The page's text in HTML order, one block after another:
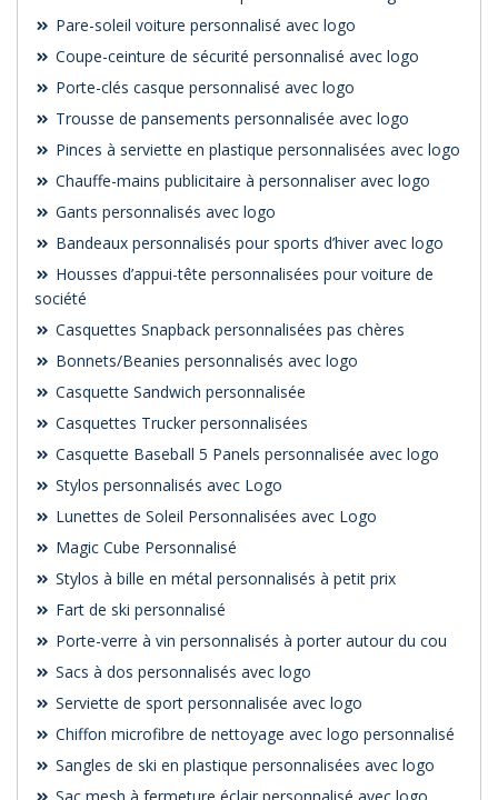
Pare-soleil voiture personnalisé avec logo
Coupe-ceinture de sécurité personnalisé avec logo
Porte-clés casque personnalisé avec logo
Trousse de pansements personnalisée avec logo
Pinces à serviette en plastique personnalisées avec logo
Chauffe-mains publicitaire à personnaliser avec logo
Gants personnalisés avec logo
Bandeaux personnalisés pour sports d’hiver avec logo
Housses d’appui-tête personnalisées pour voiture de
société
Casquettes Snapback personnalisées pas chères
Bonnets/Beanies personnalisés avec logo
Casquette Sandwich personnalisée
Casquettes Trucker personnalisées
Casquette Baseball 5 Panels personnalisée avec logo
Stylos personnalisés avec Logo
Lunettes de Soleil Personnalisées avec Logo
Magic Cube Personnalisé
Stylos à bille en métal personnalisés à petit prix
Fart de ski personnalisé
Porte-verre à vin personnalisés à porter autour du cou
Sacs à dos personnalisés avec logo
Serviette de sport personnalisée avec logo
Chiffon microfibre de nettoyage avec logo personnalisé
Sangles de ski en plastique personnalisées avec logo